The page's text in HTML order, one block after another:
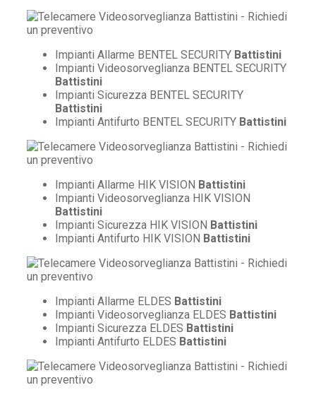
Impianti Allarme BENTEL SECURITY Battistini
Impianti Videosorveglianza BENTEL SECURITY
Battistini
Impianti Sicurezza BENTEL SECURITY
Battistini
Impianti Antifurto BENTEL SECURITY Battistini
Impianti Allarme HIK VISION Battistini
Impianti Videosorveglianza HIK VISION
Battistini
Impianti Sicurezza HIK VISION Battistini
Impianti Antifurto HIK VISION Battistini
Impianti Allarme ELDES Battistini
Impianti Videosorveglianza ELDES Battistini
Impianti Sicurezza ELDES Battistini
Impianti Antifurto ELDES Battistini